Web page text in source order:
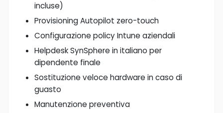
incluse)
Provisioning Autopilot zero-touch
Configurazione policy Intune aziendali
Helpdesk SynSphere in italiano per
dipendente finale
Sostituzione veloce hardware in caso di
guasto
Manutenzione preventiva